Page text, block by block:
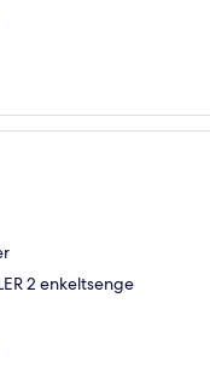
Minibar,
2 enkeltsenge